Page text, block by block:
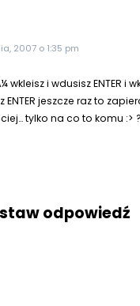
2007 o 1:35 pm
wkleisz i wdusisz ENTER i
ENTER jeszcze raz to
tylko na co to komu :> ?
odpowiedź